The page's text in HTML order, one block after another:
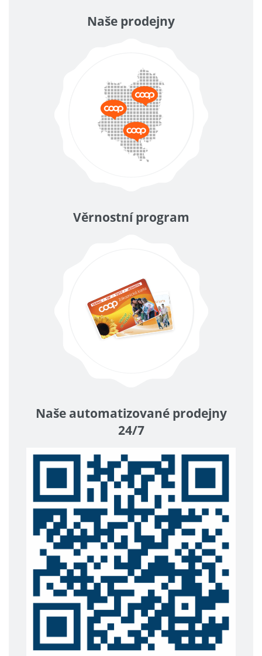
Naše prodejny
Věrnostní program
Naše automatizované prodejny
24/7